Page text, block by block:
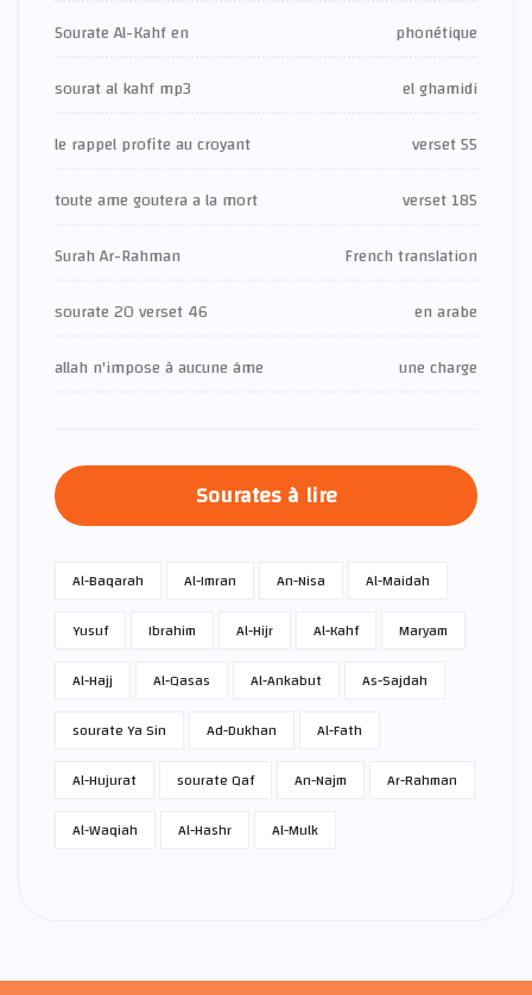
Sourate Al-Kahf en
phonétique
sourat al kahf mp3
el ghamidi
le rappel profite au croyant
verset 55
toute ame goutera a la mort
verset 185
Surah Ar-Rahman
French translation
sourate 20 verset 46
en arabe
allah n'impose à aucune âme
une charge
Sourates à lire
Al-Baqarah Al-Imran An-Nisa
Al-Maidah
Yusuf
Ibrahim Al-Hijr Al-Kahf
Maryam
Al-Hajj
Al-Qasas Al-Ankabut
As-Sajdah
sourate Ya Sin
Ad-Dukhan
Al-Fath
Al-Hujurat
sourate Qaf An-Najm
Ar-Rahman
Al-Waqiah
Al-Hashr Al-Mulk